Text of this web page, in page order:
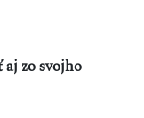
zo svojho